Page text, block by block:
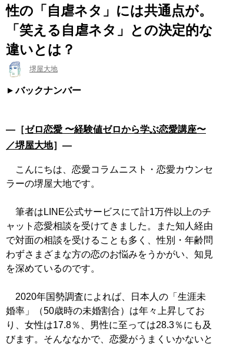
性の「自虐ネタ」には共通点が。
「笑える自虐ネタ」との決定的な
違いとは？
堺屋大地
バックナンバー
―［ゼロ恋愛 〜経験値ゼロから学ぶ恋愛講座〜
／堺屋大地］―
こんにちは、恋愛コラムニスト・恋愛カウンセ
ラーの堺屋大地です。
筆者はLINE公式サービスにて計1万件以上のチ
ャット恋愛相談を受けてきました。また知人経由
で対面の相談を受けることも多く、性別・年齢問
わずさまざまな方の恋のお悩みをうかがい、知見
を深めているのです。
2020年国勢調査によれば、日本人の「生涯未
婚率」（50歳時の未婚割合）は年々上昇してお
り、女性は17.8％、男性に至っては28.3％にも及
びます。そんななかで、恋愛がうまくいかないと